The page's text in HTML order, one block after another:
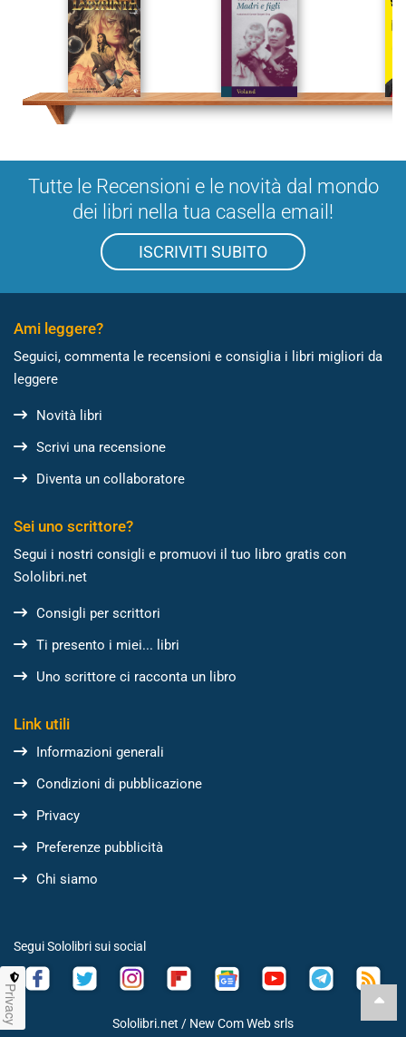
Tutte le Recensioni e le novità dal mondo
dei libri nella tua casella email!
ISCRIVITI SUBITO
Ami leggere?
Seguici, commenta le recensioni e consiglia i libri migliori da
leggere
Novità libri
Scrivi una recensione
Diventa un collaboratore
Sei uno scrittore?
Segui i nostri consigli e promuovi il tuo libro gratis con
Sololibri.net
Consigli per scrittori
Ti presento i miei... libri
Uno scrittore ci racconta un libro
Link utili
Informazioni generali
Condizioni di pubblicazione
Privacy
Preferenze pubblicità
Chi siamo
Segui Sololibri sui social
Sololibri.net / New Com Web srls
Privacy